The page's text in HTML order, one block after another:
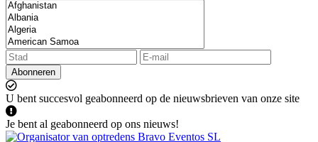
Abonneren
U bent succesvol geabonneerd op de nieuwsbrieven van onze site
Je bent al geabonneerd op ons nieuws!